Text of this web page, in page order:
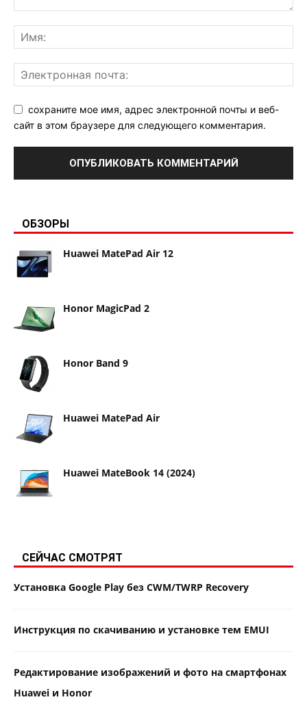
сохраните мое имя, адрес электронной почты и веб-
сайт в этом браузере для следующего комментария.
ОБЗОРЫ
Huawei MatePad Air 12
Honor MagicPad 2
Honor Band 9
Huawei MatePad Air
Huawei MateBook 14 (2024)
СЕЙЧАС СМОТРЯТ
Установка Google Play без CWM/TWRP Recovery
Инструкция по скачиванию и установке тем EMUI
Редактирование изображений и фото на смартфонах
Huawei и Honor